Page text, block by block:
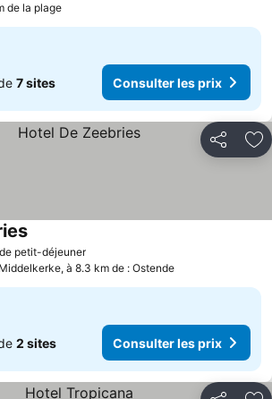
de la plage
7 sites Consulter les prix
Partager
petit-déjeunerConsulter les prix
Consulter les prix
Middelkerke, à 8.3 km de : Ostende
2 sites Consulter les prix